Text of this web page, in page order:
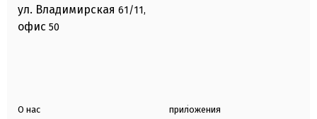
ул. Владимирская 61/11,
офис 50
О нас приложения